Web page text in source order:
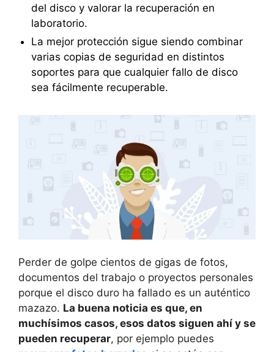
del disco y valorar la recuperación en
laboratorio.
La mejor protección sigue siendo combinar
varias copias de seguridad en distintos
soportes para que cualquier fallo de disco
sea fácilmente recuperable.
Perder de golpe cientos de gigas de fotos,
documentos del trabajo o proyectos personales
porque el disco duro ha fallado es un auténtico
mazazo. La buena noticia es que, en
muchísimos casos, esos datos siguen ahí y se
pueden recuperar, por ejemplo puedes